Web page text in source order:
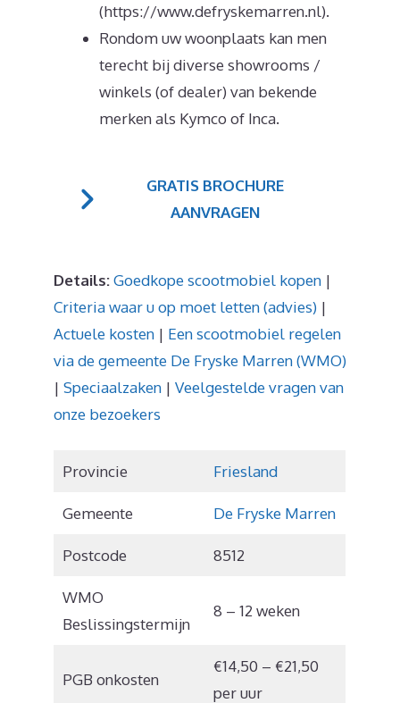
(https://www.defryskemarren.nl).
Rondom uw woonplaats kan men
terecht bij diverse showrooms /
winkels (of dealer) van bekende
merken als Kymco of Inca.
GRATIS BROCHURE
AANVRAGEN
Details:Goedkope scootmobiel kopen |
Criteria waar u op moet letten (advies) |
Actuele kosten | Een scootmobiel regelen
via de gemeente De Fryske Marren (WMO)
| Speciaalzaken | Veelgestelde vragen van
onze bezoekers
Provincie Friesland
Gemeente De Fryske Marren
Postcode 8512
WMO
Beslissingstermijn
8 – 12 weken
PGB onkosten
€14,50 – €21,50
per uur